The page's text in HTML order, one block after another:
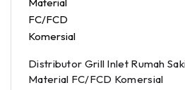
Distributor Grill Inlet Rumah
Material FC/FCD Komersial